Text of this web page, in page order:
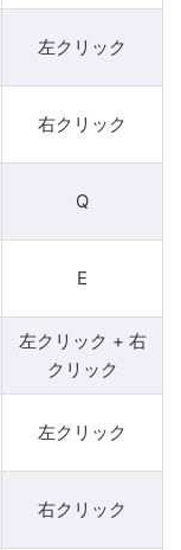
左クリック
右クリック
Q
E
左クリック + 右
クリック
左クリック
右クリック